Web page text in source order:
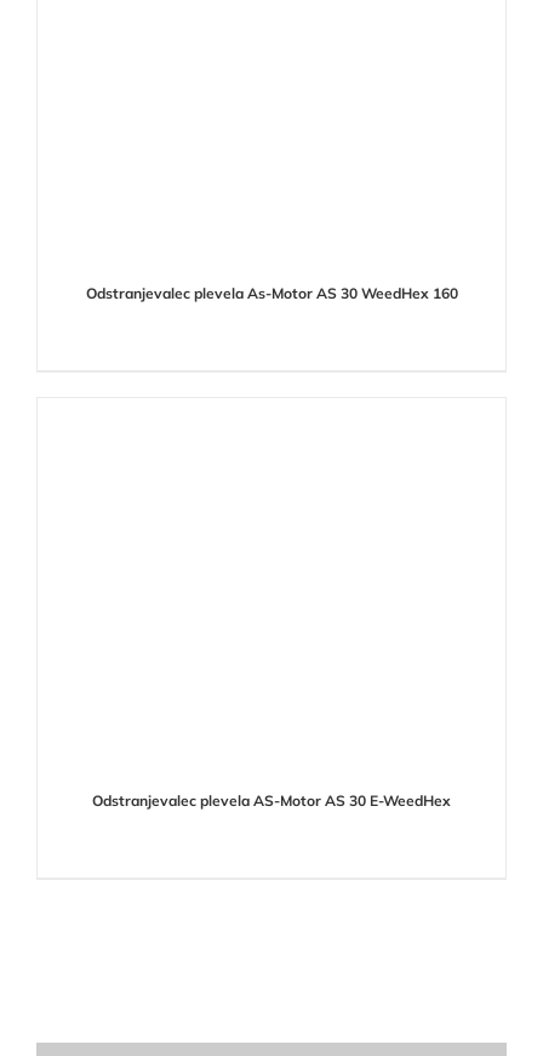
Odstranjevalec plevela As-Motor AS 30 WeedHex 160
Odstranjevalec plevela AS-Motor AS 30 E-WeedHex